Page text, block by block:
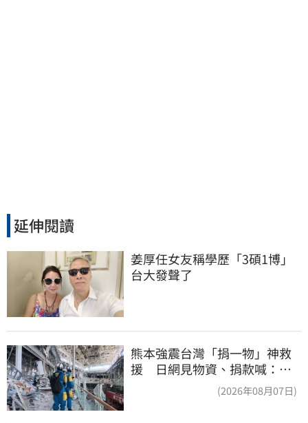
延伸閱讀
姜厚任女友稱學歷「3碩1博」
台大發聲了
熊本強震台灣「捐一物」神救
援 日網見物資、捐款喊：給
(2026年08月07日)